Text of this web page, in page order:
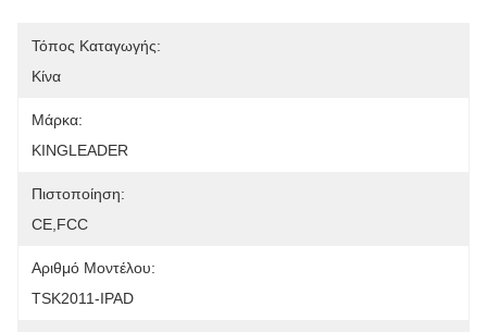
Τόπος Καταγωγής:
Κίνα
Μάρκα:
KINGLEADER
Πιστοποίηση:
CE,FCC
Αριθμό Μοντέλου:
TSK2011-IPAD